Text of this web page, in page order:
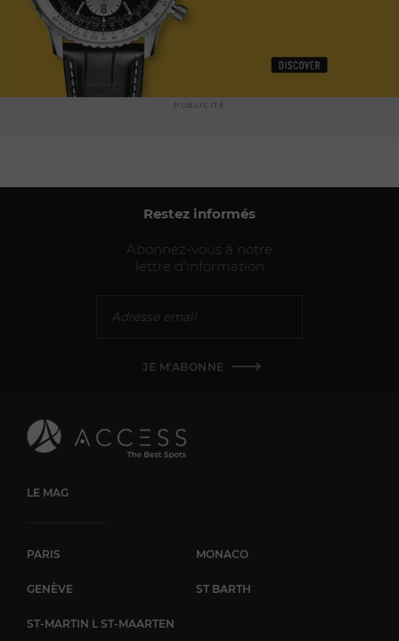
Restez informés
Abonnez-vous à notre
lettre d'information
JE M'ABONNE
LE MAG
PARIS MONACO
GENÈVE ST BARTH
ST-MARTIN L ST-MAARTEN